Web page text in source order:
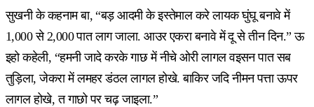
सुखनी के कहनाम बा, “बड़ आदमी के इस्तेमाल करे लायक घुंघू बनावे में
1,000 से 2,000 पात लाग जाला. आउर एकरा बनावे में दू से तीन दिन.” ऊ
इहो कहेली, “हमनी जादे करके गाछ में नीचे ओरी लागल वइसन पात सब
तुड़िला, जेकरा में लमहर डंठल लागल होखे. बाकिर जदि नीमन पत्ता ऊपर
लागल होखे, त गाछो पर चढ़ जाइला.”